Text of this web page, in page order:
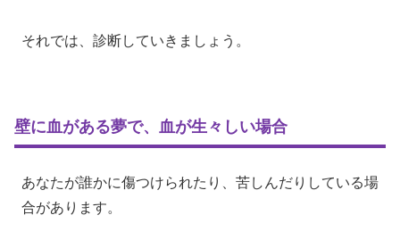
それでは、診断していきましょう。
壁に血がある夢で、血が生々しい場合
あなたが誰かに傷つけられたり、苦しんだりしている場
合があります。